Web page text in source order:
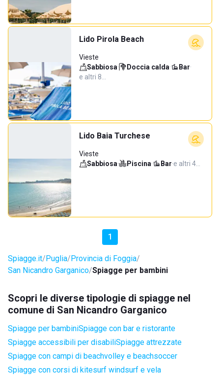
Lido Pirola Beach
Vieste
Sabbiosa· Doccia calda· Bar·
e altri 8…
Lido Baia Turchese
Vieste
Sabbiosa· Piscina· Bar·e altri 4…
1
Spiagge.it Puglia Provincia di Foggia
San Nicandro Garganico Spiagge per bambini
Scopri le diverse tipologie di spiagge nel
comune di San Nicandro Garganico
Spiagge per bambiniSpiagge con bar e ristorante
Spiagge accessibili per disabiliSpiagge attrezzate
Spiagge con campi di beachvolley e beachsoccer
Spiagge con corsi di kitesurf windsurf e vela